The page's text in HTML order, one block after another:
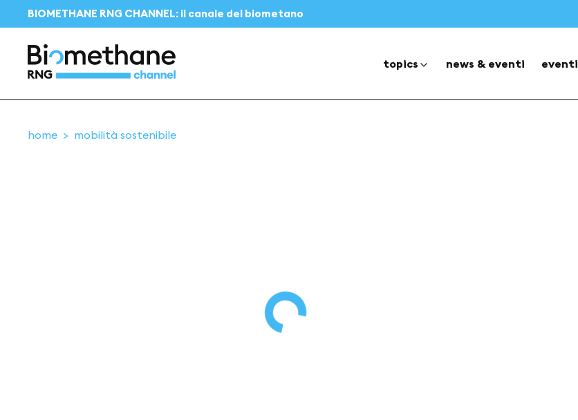
BIOMETHANE RNG CHANNEL: il canale del biometano
topics news & eventi eventi
home mobilità sostenibile